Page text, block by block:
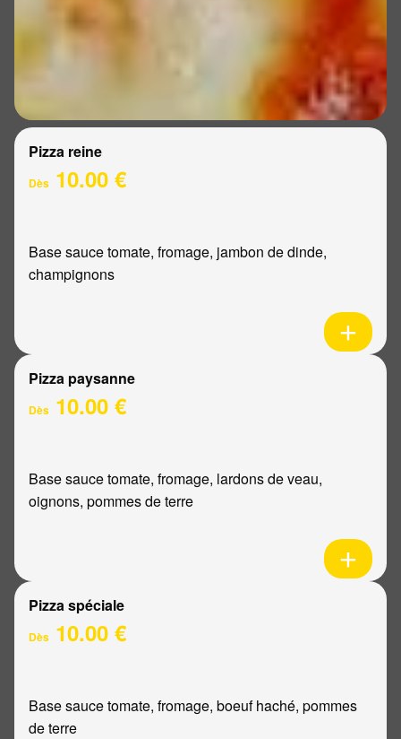
Pizza reine
Dès 10.00 €
Base sauce tomate, fromage, jambon de dinde,
champignons
Pizza paysanne
Dès 10.00 €
Base sauce tomate, fromage, lardons de veau,
oignons, pommes de terre
Pizza spéciale
Dès 10.00 €
Base sauce tomate, fromage, boeuf haché, pommes
de terre